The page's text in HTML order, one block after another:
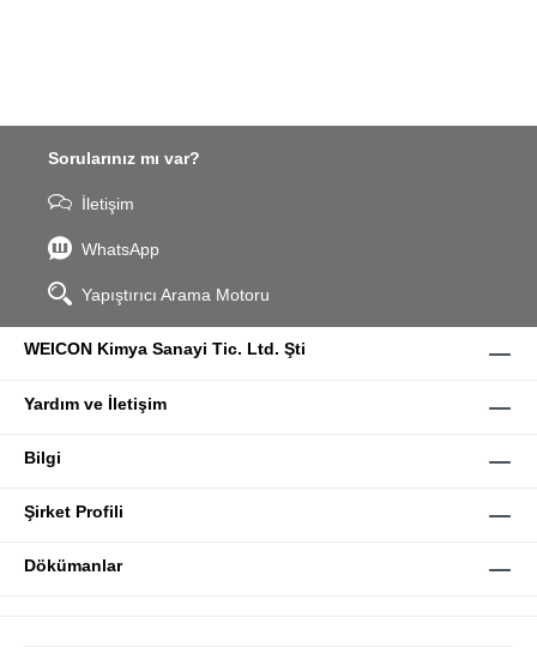
Sorularınız mı var?
İletişim
WhatsApp
Yapıştırıcı Arama Motoru
WEICON Kimya Sanayi Tic. Ltd. Şti
Yardım ve İletişim
Bilgi
Şirket Profili
Dökümanlar